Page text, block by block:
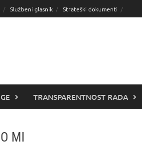
Službeni glasnik Strateški dokumenti
TRANSPARENTNOST RADA
MI